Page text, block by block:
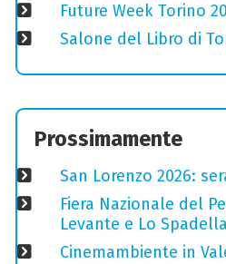
Future Week Torino
Salone del Libro di
Prossimamente
San Lorenzo 2026:
Fiera Nazionale del
Levante e Lo
Cinemambiente in